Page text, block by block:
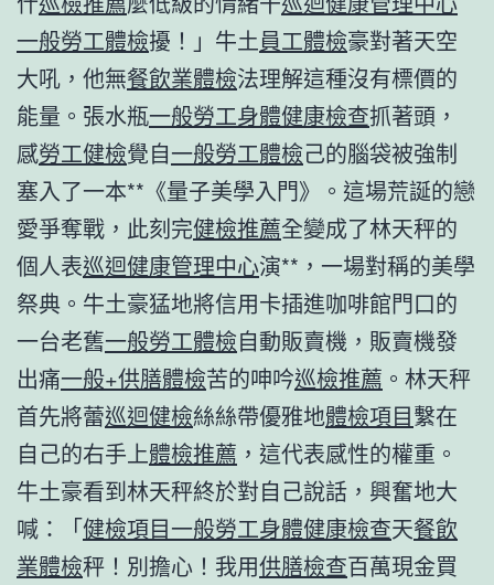
一般勞工體檢擾！」牛土員工體檢豪對著天空
大吼，他無餐飲業體檢法理解這種沒有標價的
能量。張水瓶一般勞工身體健康檢查抓著頭，
感勞工健檢覺自一般勞工體檢己的腦袋被強制
塞入了一本**《量子美學入門》。這場荒誕的戀
愛爭奪戰，此刻完健檢推薦全變成了林天秤的
個人表巡迴健康管理中心演**，一場對稱的美學
祭典。牛土豪猛地將信用卡插進咖啡館門口的
一台老舊一般勞工體檢自動販賣機，販賣機發
出痛一般+供膳體檢苦的呻吟巡檢推薦 。林天秤
首先將蕾巡迴健檢絲絲帶優雅地體檢項目繫在
自己的右手上體檢推薦 ，這代表感性的權重。
牛土豪看到林天秤終於對自己說話，興奮地大
喊：「健檢項目一般勞工身體健康檢查天餐飲
業體檢秤！別擔心！我用供膳檢查百萬現金買